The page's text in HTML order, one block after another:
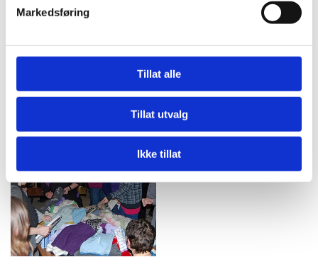
Markedsføring
Tillat alle
Tillat utvalg
Ikke tillat